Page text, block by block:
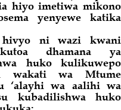
hiyo imetiwa mikono
yenyewe katika
hivyo ni wazi kwani
dhamana ya
huko kulikuwepo
wakati wa Mtume
‘alayhi wa aalihi wa
kubadilishwa huko